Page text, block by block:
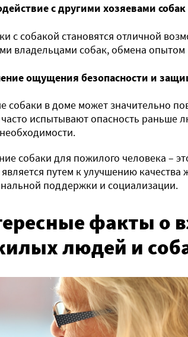
с другими хозяевами
с собакой становятся отличной
владельцами собак, обмена
ощущения безопасности и
собаки в доме может значительно
испытывают опасность раньше
собаки для пожилого человека –
является путем к улучшению
поддержки и социализации.
факты о
людей и